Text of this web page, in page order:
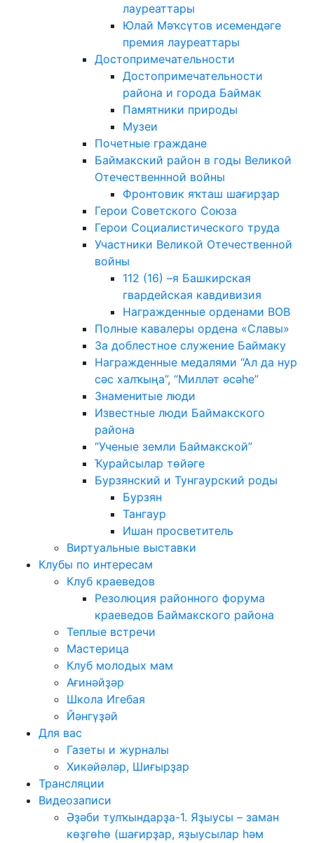
лауреаттары
Юлай Мәҡсүтов исемендәге
премия лауреаттары
Достопримечательности
Достопримечательности
района и города Баймак
Памятники природы
Музеи
Почетные граждане
Баймакский район в годы Великой
Отечественнной войны
Фронтовик яҡташ шағирҙар
Герои Советского Союза
Герои Социалистического труда
Участники Великой Отечественной
войны
112 (16) –я Башкирская
гвардейская кавдивизия
Награжденные орденами ВОВ
Полные кавалеры ордена «Славы»
За доблестное служение Баймаку
Награжденные медалями “Ал да нур
сәс халҡыңа”, “Милләт әсәһе”
Знаменитые люди
Известные люди Баймакского
района
“Ученые земли Баймакской”
Ҡурайсылар төйәге
Бурзянский и Тунгаурский роды
Бурзян
Тангаур
Ишан просветитель
Виртуальные выставки
Клубы по интересам
Клуб краеведов
Резолюция районного форума
краеведов Баймакского района
Теплые встречи
Мастерица
Клуб молодых мам
Ағинәйҙәр
Школа Игебая
Йәнгүҙәй
Для вас
Газеты и журналы
Хикәйәләр, Шиғырҙар
Трансляции
Видеозаписи
Әҙәби тулҡындарҙа-1. Яҙыусы – заман
көҙгөһө (шағирҙар, яҙыусылар һәм